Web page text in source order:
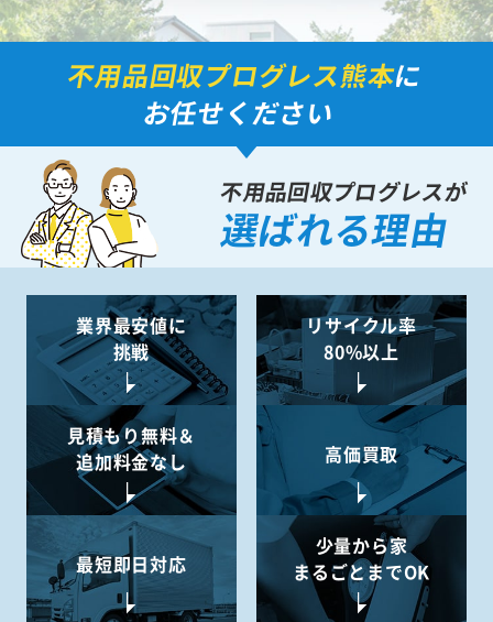
不用品回収プログレス熊本に
お任せください
不用品回収プログレスが
選ばれる理由
業界最安値に
挑戦
リサイクル率
80%以上
見積もり無料＆
追加料金なし
高価買取
最短即日対応
少量から家
まるごとまでOK